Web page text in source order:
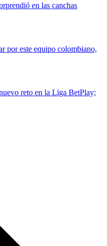
en las canchas
por este equipo colombiano,
reto en la Liga BetPlay;